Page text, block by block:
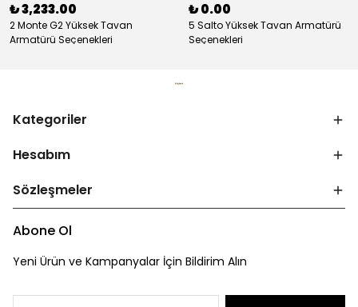
₺ 3,233.00
2 Monte G2 Yüksek Tavan
Armatürü Seçenekleri
₺ 0.00
5 Salto Yüksek Tavan Armatürü
Seçenekleri
Kategoriler
Hesabım
Sözleşmeler
Abone Ol
Yeni Ürün ve Kampanyalar İçin Bildirim Alın